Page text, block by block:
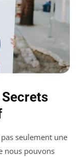
seulement une
nous pouvons